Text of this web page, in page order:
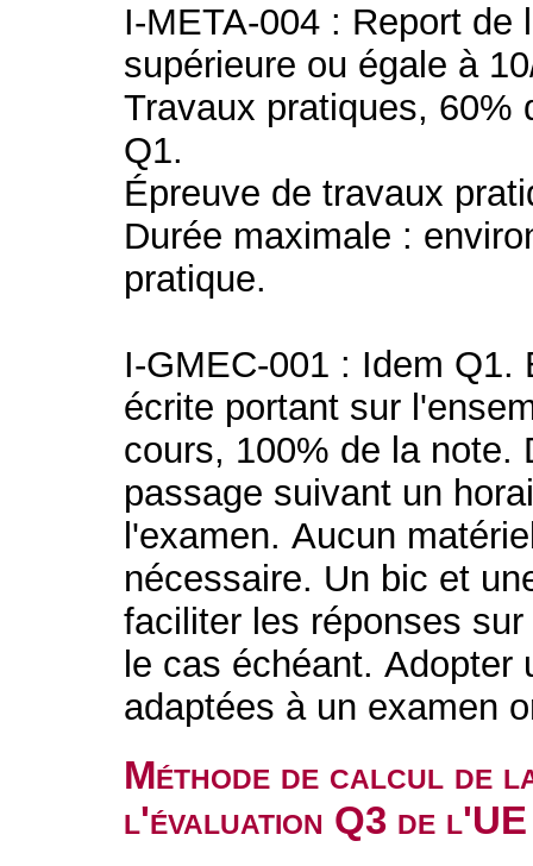
I-META-004 : Report de
supérieure ou égale à
Travaux pratiques, 60%
Q1.
Épreuve de travaux
Durée maximale :
pratique.
I-GMEC-001 : Idem Q1.
écrite portant sur
cours, 100% de la note.
passage suivant un
l'examen. Aucun
nécessaire. Un bic et
faciliter les réponses
le cas échéant.
adaptées à un examen
Méthode de calcul de
l'évaluation Q3 de l'UE